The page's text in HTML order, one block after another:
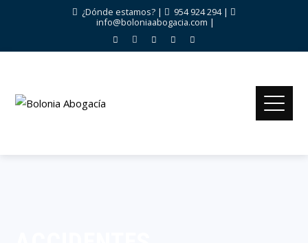
¿Dónde estamos? | 954 924 294|
info@boloniaabogacia.com |